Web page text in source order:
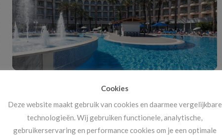
ontspanning
De voorjaarsvakantie in Spanje is voor veel Nederlanders de
perfecte manier om even te ontsnappen [...]
Cookies
Deze website maakt gebruik van cookies en daarmee vergelijkbare
technologieën. Wij gebruiken functionele, analytische,
gebruikerservaring en performance cookies om je een optimale